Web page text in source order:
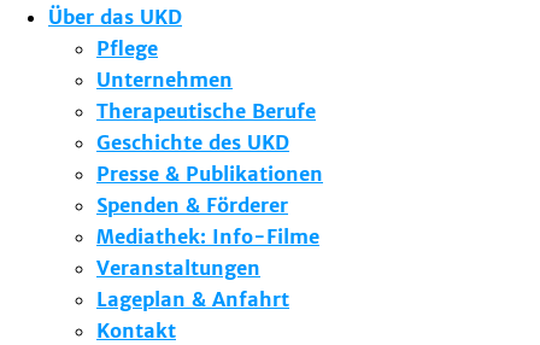
Über das UKD
Pflege
Unternehmen
Therapeutische Berufe
Geschichte des UKD
Presse & Publikationen
Spenden & Förderer
Mediathek: Info-Filme
Veranstaltungen
Lageplan & Anfahrt
Kontakt